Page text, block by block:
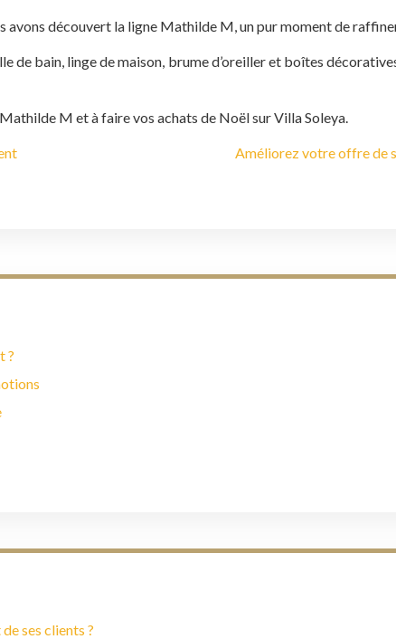
découvert la ligne Mathilde M, un pur moment de
de bain, linge de maison, brume d’oreiller et boîtes
M et à faire vos achats de Noël sur Villa Soleya.
Améliorez votre offre de
?
ses clients ?